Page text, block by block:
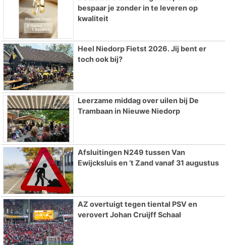
bespaar je zonder in te leveren op
kwaliteit
Heel Niedorp Fietst 2026. Jij bent er
toch ook bij?
Leerzame middag over uilen bij De
Trambaan in Nieuwe Niedorp
Afsluitingen N249 tussen Van
Ewijcksluis en ’t Zand vanaf 31 augustus
AZ overtuigt tegen tiental PSV en
verovert Johan Cruijff Schaal